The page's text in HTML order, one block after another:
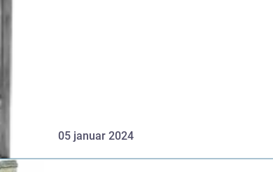
05 januar 2024